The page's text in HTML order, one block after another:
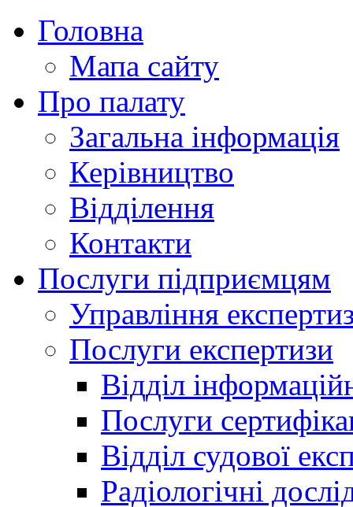
Головна
Мапа сайту
Про палату
Загальна інформація
Керівництво
Відділення
Контакти
Послуги підприємцям
Управління
Послуги експертизи
Відділ
Послуги
Відділ судової
Радіологічні